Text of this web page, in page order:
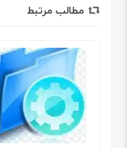
مطالب مرتبط